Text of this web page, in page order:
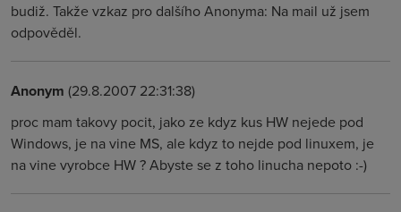
budiž. Takže vzkaz pro dalšího Anonyma: Na mail už jsem
odpověděl.
Anonym (29.8.2007 22:31:38)
proc mam takovy pocit, jako ze kdyz kus HW nejede pod
Windows, je na vine MS, ale kdyz to nejde pod linuxem, je
na vine vyrobce HW ? Abyste se z toho linucha nepoto :-)